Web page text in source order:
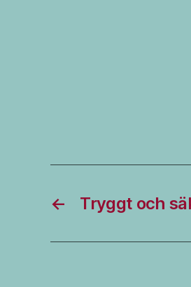
← Tryggt och